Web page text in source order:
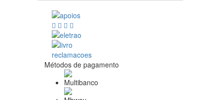
Métodos de pagamento